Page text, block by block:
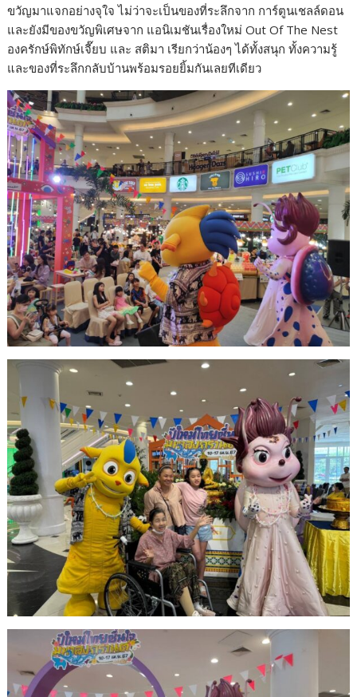
ขวัญมาแจกอย่างจุใจ ไม่ว่าจะเป็นของที่ระลึกจาก การ์ตูนเชลล์ดอน
และยังมีของขวัญพิเศษจาก แอนิเมชันเรื่องใหม่ Out Of The Nest
องครักษ์พิทักษ์เจี๊ยบ และ สติมา เรียกว่าน้องๆ ได้ทั้งสนุก ทั้งความรู้
และของที่ระลึกกลับบ้านพร้อมรอยยิ้มกันเลยทีเดียว